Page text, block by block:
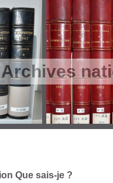
Que sais-je ?